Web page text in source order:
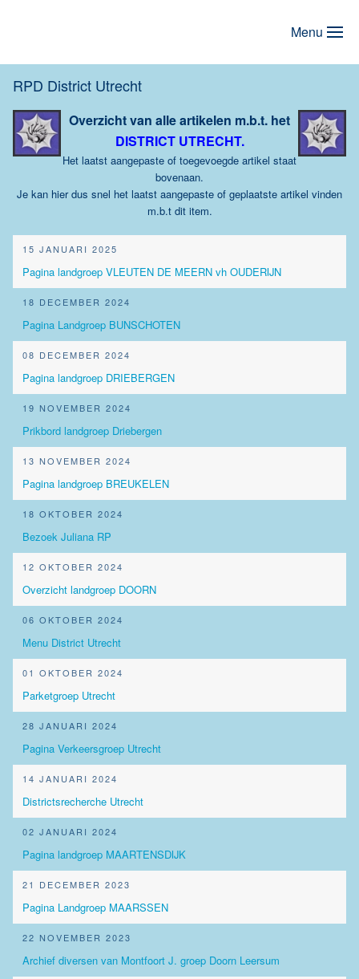
Menu
RPD District Utrecht
Overzicht van alle artikelen m.b.t. het
DISTRICT UTRECHT.
Het laatst aangepaste of toegevoegde artikel staat
bovenaan.
Je kan hier dus snel het laatst aangepaste of geplaatste artikel vinden
m.b.t dit item.
15 JANUARI 2025
Pagina landgroep VLEUTEN DE MEERN vh OUDERIJN
18 DECEMBER 2024
Pagina Landgroep BUNSCHOTEN
08 DECEMBER 2024
Pagina landgroep DRIEBERGEN
19 NOVEMBER 2024
Prikbord landgroep Driebergen
13 NOVEMBER 2024
Pagina landgroep BREUKELEN
18 OKTOBER 2024
Bezoek Juliana RP
12 OKTOBER 2024
Overzicht landgroep DOORN
06 OKTOBER 2024
Menu District Utrecht
01 OKTOBER 2024
Parketgroep Utrecht
28 JANUARI 2024
Pagina Verkeersgroep Utrecht
14 JANUARI 2024
Districtsrecherche Utrecht
02 JANUARI 2024
Pagina landgroep MAARTENSDIJK
21 DECEMBER 2023
Pagina Landgroep MAARSSEN
22 NOVEMBER 2023
Archief diversen van Montfoort J. groep Doorn Leersum